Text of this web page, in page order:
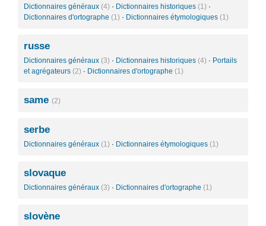
Dictionnaires généraux (4) · Dictionnaires historiques (1) ·
Dictionnaires d'ortographe (1) · Dictionnaires étymologiques (1)
russe
Dictionnaires généraux (3) · Dictionnaires historiques (4) · Portails
et agrégateurs (2) · Dictionnaires d'ortographe (1)
same (2)
serbe
Dictionnaires généraux (1) · Dictionnaires étymologiques (1)
slovaque
Dictionnaires généraux (3) · Dictionnaires d'ortographe (1)
slovène